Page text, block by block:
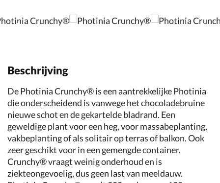
Beschrijving
De Photinia Crunchy® is een aantrekkelijke Photinia
die onderscheidend is vanwege het chocoladebruine
nieuwe schot en de gekartelde bladrand. Een
geweldige plant voor een heg, voor massabeplanting,
vakbeplanting of als solitair op terras of balkon. Ook
zeer geschikt voor in een gemengde container.
Crunchy® vraagt weinig onderhoud en is
ziekteongevoelig, dus geen last van meeldauw.